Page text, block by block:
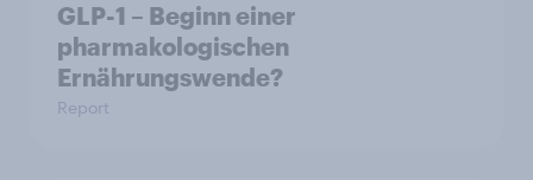
GLP-1 – Beginn einer
pharmakologischen
Ernährungswende?
Report